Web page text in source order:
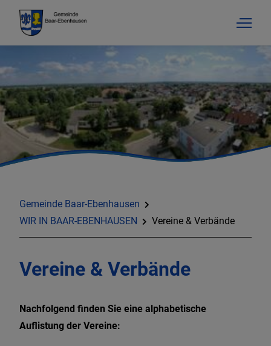
AKTUELLES & TERMINE
BILDUNG & SOZIALES
EBENHAUSEN
Gemeinde Baar-Ebenhausen
WIR IN BAAR-EBENHAUSEN
Vereine & Verbände
Vereine & Verbände
Nachfolgend finden Sie eine alphabetische
Auflistung der Vereine: